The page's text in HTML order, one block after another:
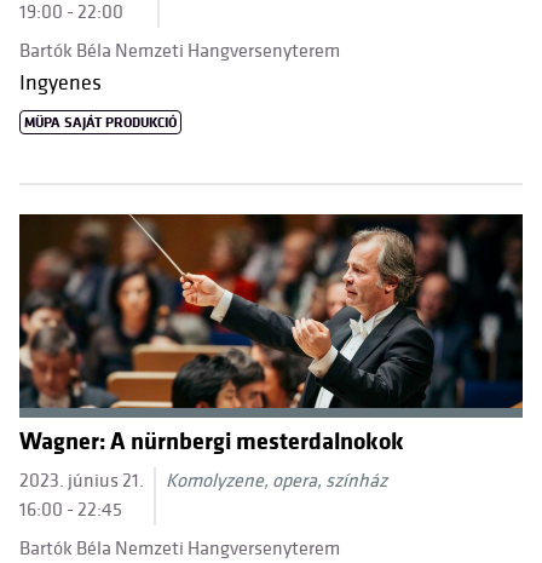
19:00 - 22:00
Bartók Béla Nemzeti Hangversenyterem
Ingyenes
MÜPA SAJÁT PRODUKCIÓ
Wagner: A nürnbergi mesterdalnokok
2023. június 21.
16:00 - 22:45
Komolyzene, opera, színház
Bartók Béla Nemzeti Hangversenyterem